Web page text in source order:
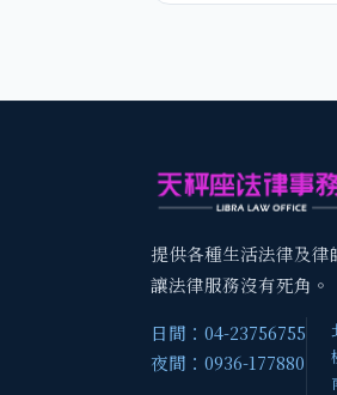
提供各種生活法律及律
讓法律服務沒有死角。
日間：04-23756755
夜間：0936-177880